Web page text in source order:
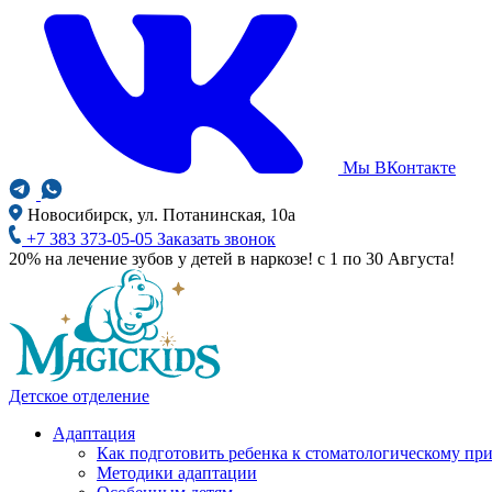
Мы ВКонтакте
Новосибирск, ул. Потанинская, 10а
+7 383 373-05-05 Заказать звонок
20% на лечение зубов у детей в наркозе! с 1 по 30 Августа!
Детское отделение
Адаптация
Как подготовить ребенка к стоматологическому
Методики адаптации